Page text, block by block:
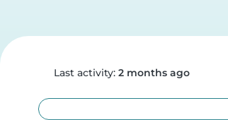
Last activity: 2 months ago